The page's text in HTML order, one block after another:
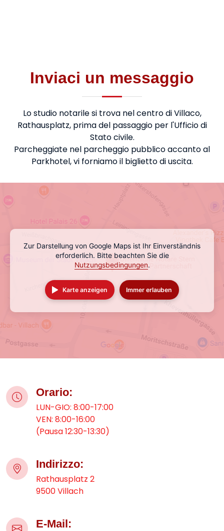
Inviaci un messaggio
Lo studio notarile si trova nel centro di Villaco,
Rathausplatz, prima del passaggio per l'Ufficio di
Stato civile.
Parcheggiate nel parcheggio pubblico accanto al
Parkhotel, vi forniamo il biglietto di uscita.
Zur Darstellung von Google Maps ist Ihr Einverständnis
erforderlich. Bitte beachten Sie die
Nutzungsbedingungen.
Karte anzeigen Immer erlauben
Orario:
LUN-GIO: 8:00-17:00
VEN: 8:00-16:00
(Pausa 12:30-13:30)
Indirizzo:
Rathausplatz 2
9500 Villach
E-Mail: